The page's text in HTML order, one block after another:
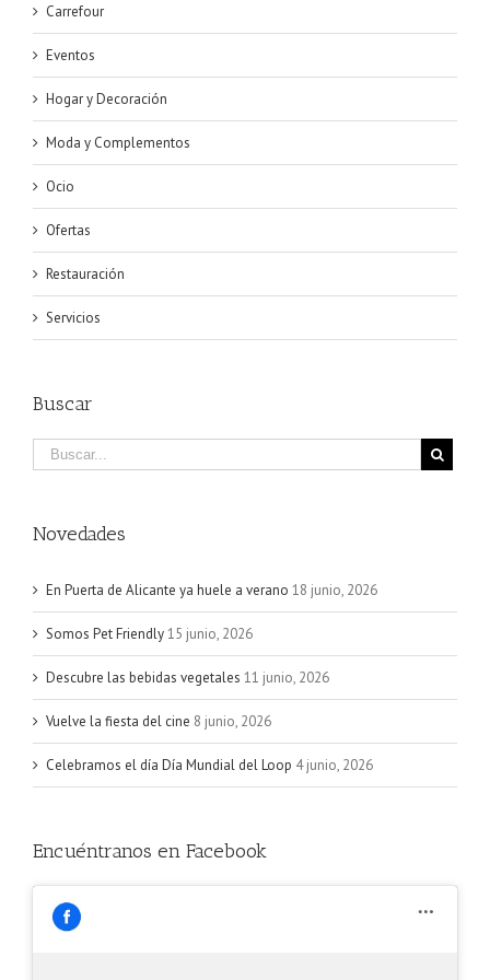
Carrefour
Eventos
Hogar y Decoración
Moda y Complementos
Ocio
Ofertas
Restauración
Servicios
Buscar
Novedades
En Puerta de Alicante ya huele a verano 18 junio, 2026
Somos Pet Friendly15 junio, 2026
Descubre las bebidas vegetales 11 junio, 2026
Vuelve la fiesta del cine 8 junio, 2026
Celebramos el día Día Mundial del Loop 4 junio, 2026
Encuéntranos en Facebook